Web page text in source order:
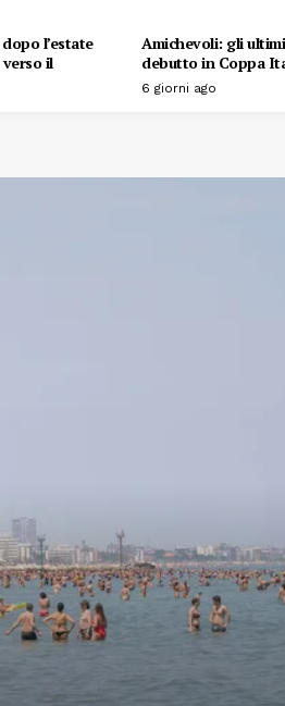
l’estate
il
Amichevoli: gli
debutto in Coppa
6 giorni ago